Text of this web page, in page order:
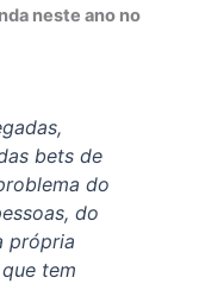
neste ano no
bets de
do
do
própria
tem